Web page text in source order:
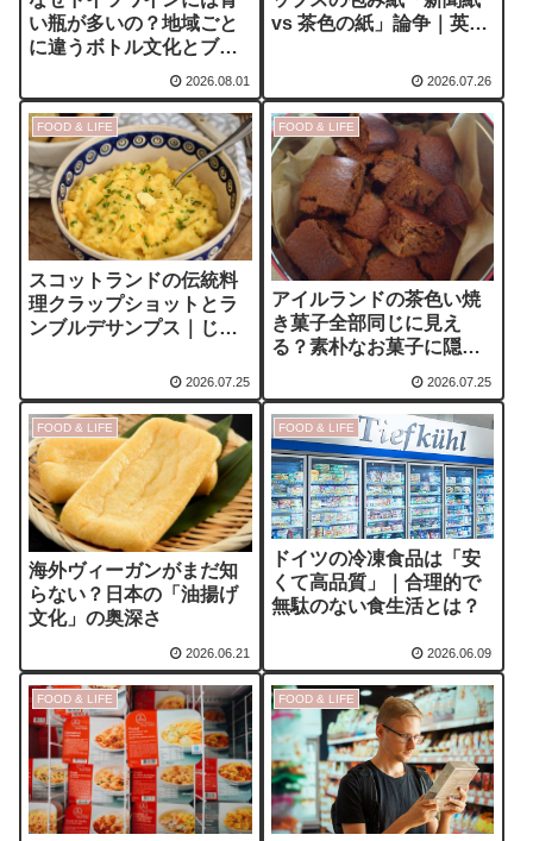
い瓶が多いの？地域ごと
に違うボトル文化とブラ
2026.08.01
vs 茶色の紙」論争｜英国
2026.07.26
FOOD & LIFE
スコットランドの伝統料
理クラップショットとラ
ンブルデサンプス｜じゃ
2026.07.25
FOOD & LIFE
アイルランドの茶色い焼
き菓子全部同じに見え
る？素朴なお菓子に隠れ
2026.07.25
FOOD & LIFE
海外ヴィーガンがまだ知
らない？日本の「油揚げ
文化」の奥深さ
2026.06.21
FOOD & LIFE
ドイツの冷凍食品は「安
くて高品質」｜合理的で
無駄のない食生活とは？
2026.06.09
FOOD & LIFE FOOD & LIFE